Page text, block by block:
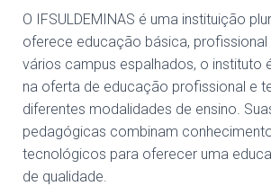
O IFSULDEMINAS é uma instituição
oferece educação básica, profissional
vários campus espalhados, o instituto
na oferta de educação profissional e
diferentes modalidades de ensino.
pedagógicas combinam
tecnológicos para oferecer uma
de qualidade.